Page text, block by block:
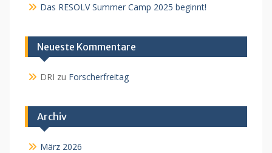
Das RESOLV Summer Camp 2025 beginnt!
Neueste Kommentare
DRI zu Forscherfreitag
Archiv
März 2026